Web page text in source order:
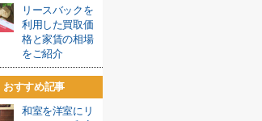
リースバックを
利用した買取価
格と家賃の相場
をご紹介
おすすめ記事
和室を洋室にリ